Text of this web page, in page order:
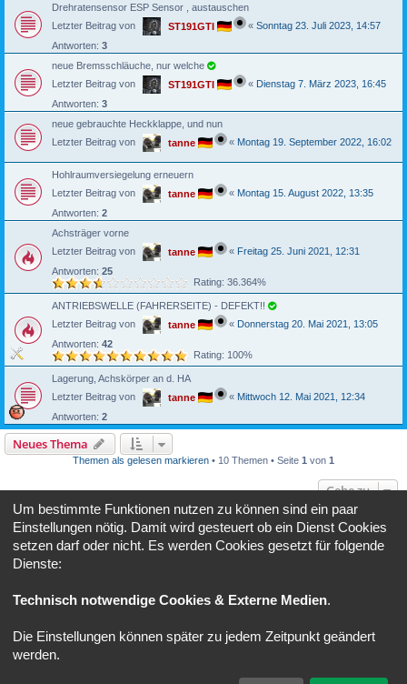
Drehratensensor ESP Sensor , austauschen
Letzter Beitrag von
ST191GTI « Sonntag 23. Juli 2023, 14:57
Antworten: 3
neue Bremsschläuche, nur welche
Letzter Beitrag von
ST191GTI « Dienstag 7. März 2023, 16:45
Antworten: 3
neue gebrauchte Heckklappe, und nun
Letzter Beitrag von
tanne « Montag 19. September 2022, 16:02
Hohlraumversiegelung erneuern
Letzter Beitrag von
tanne « Montag 15. August 2022, 13:35
Antworten: 2
Achsträger vorne
Letzter Beitrag von
tanne « Freitag 25. Juni 2021, 12:31
Antworten: 25
Rating: 36.364%
ANTRIEBSWELLE (FAHRERSEITE) - DEFEKT!!
Letzter Beitrag von
tanne « Donnerstag 20. Mai 2021, 13:05
Antworten: 42
Rating: 100%
Lagerung, Achskörper an d. HA
Letzter Beitrag von
tanne « Mittwoch 12. Mai 2021, 12:34
Antworten: 2
Neues Thema
Themen als gelesen markieren • 10 Themen • Seite 1 von 1
Gehe zu
BERECHTIGUNGEN IN DIESEM FORUM
Du darfstkeineneuen Themen in diesem Forum erstellen.
Du darfstkeine
Du darfst deine Beiträge in diesem Forum
Du darfstkeineDateianhänge in diesem Forum erstellen.
® Forum Software © phpBB Limited
Um bestimmte Funktionen nutzen zu können sind ein paar
Einstellungen nötig. Damit wird gesteuert ob ein Dienst Cookies
setzen darf oder nicht. Es werden Cookies gesetzt für folgende
Dienste:
Technisch notwendige Cookies & Externe Medien.
Die Einstellungen können später zu jedem Zeitpunkt geändert
werden.